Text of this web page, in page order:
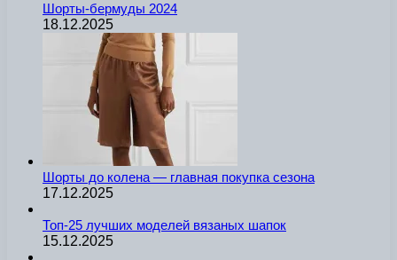
Шорты-бермуды 2024
18.12.2025
Шорты до колена — главная покупка сезона
17.12.2025
Топ-25 лучших моделей вязаных шапок
15.12.2025